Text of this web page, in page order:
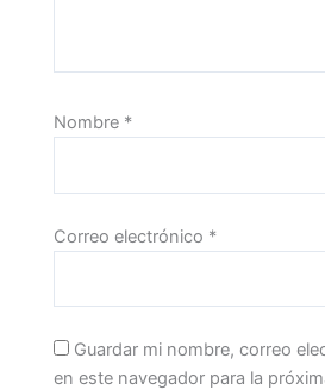
Nombre *
Correo electrónico *
Guardar mi nombre, correo
en este navegador para la